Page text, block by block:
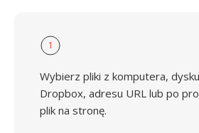
1
Wybierz pliki z komputera,
Dropbox, adresu URL lub po
plik na stronę.